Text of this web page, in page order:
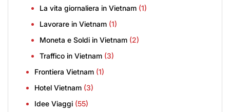
La vita giornaliera in Vietnam (1)
Lavorare in Vietnam (1)
Moneta e Soldi in Vietnam (2)
Traffico in Vietnam (3)
Frontiera Vietnam (1)
Hotel Vietnam (3)
Idee Viaggi (55)